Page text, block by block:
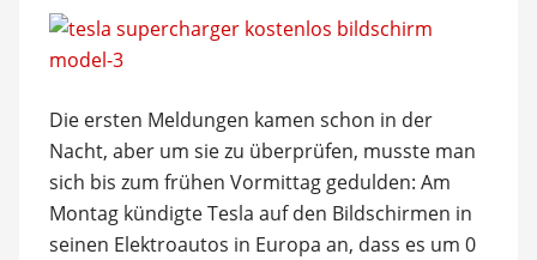
Die ersten Meldungen kamen schon in der
Nacht, aber um sie zu überprüfen, musste man
sich bis zum frühen Vormittag gedulden: Am
Montag kündigte Tesla auf den Bildschirmen in
seinen Elektroautos in Europa an, dass es um 0